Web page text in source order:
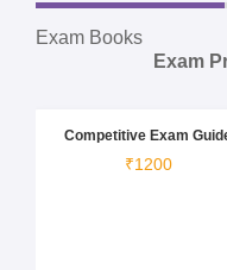
Exam Books
Exam
Competitive Exam
₹1200